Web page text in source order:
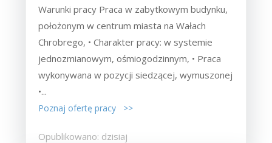
Warunki pracy Praca w zabytkowym budynku,
położonym w centrum miasta na Wałach
Chrobrego, • Charakter pracy: w systemie
jednozmianowym, ośmiogodzinnym, • Praca
wykonywana w pozycji siedzącej, wymuszonej
•...
Poznaj ofertę pracy >>
Opublikowano: dzisiaj